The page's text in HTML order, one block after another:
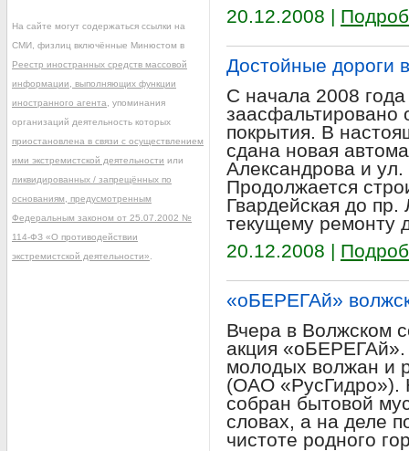
20.12.2008 |
Достойные дороги
С начала 2008
заасфальтировано
покрытия. В
сдана новая
Александрова и
Продолжается
Гвардейская до
текущему ремонту
20.12.2008 |
«оБЕРЕГАй»
Вчера в Волжском
акция
молодых волжан и
(ОАО «РусГидро»).
собран бытовой
словах, а на деле
чистоте родного
На сайте могут содержаться ссылки на
СМИ, физлиц включённые Минюстом в
Реестр иностранных средств массовой
информации, выполняющих функции
иностранного агента , упоминания
организаций деятельность которых
приостановлена в связи с осуществлением
ими экстремистской деятельности или
ликвидированных / запрещённых по
основаниям, предусмотренным
Федеральным законом от 25.07.2002 №
114-ФЗ «О противодействии
экстремистской деятельности»